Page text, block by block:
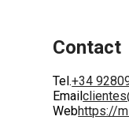
Contact
Tel.+34
Email
Webhttps://